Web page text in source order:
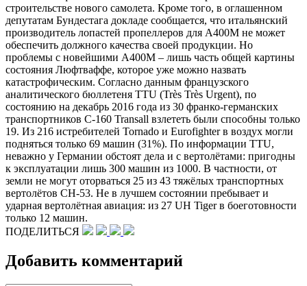
строительстве нового самолета. Кроме того, в оглашенном
депутатам Бундестага докладе сообщается, что итальянский
производитель лопастей пропеллеров для А400М не может
обеспечить должного качества своей продукции. Но
проблемы с новейшими A400M – лишь часть общей картины
состояния Люфтваффе, которое уже можно назвать
катастрофическим. Согласно данным французского
аналитического бюллетеня TTU (Très Très Urgent), по
состоянию на декабрь 2016 года из 30 франко-германских
транспортников С-160 Transall взлететь были способны только
19. Из 216 истребителей Tornado и Eurofighter в воздух могли
подняться только 69 машин (31%). По информации TTU,
неважно у Германии обстоят дела и с вертолётами: пригодны
к эксплуатации лишь 300 машин из 1000. В частности, от
земли не могут оторваться 25 из 43 тяжёлых транспортных
вертолётов CH-53. Не в лучшем состоянии пребывает и
ударная вертолётная авиация: из 27 UH Tiger в боеготовности
только 12 машин.
ПОДЕЛИТЬСЯ
Добавить комментарий